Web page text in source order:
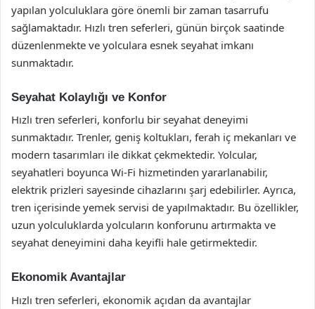
yapılan yolculuklara göre önemli bir zaman tasarrufu
sağlamaktadır. Hızlı tren seferleri, günün birçok saatinde
düzenlenmekte ve yolculara esnek seyahat imkanı
sunmaktadır.
Seyahat Kolaylığı ve Konfor
Hızlı tren seferleri, konforlu bir seyahat deneyimi
sunmaktadır. Trenler, geniş koltukları, ferah iç mekanları ve
modern tasarımları ile dikkat çekmektedir. Yolcular,
seyahatleri boyunca Wi-Fi hizmetinden yararlanabilir,
elektrik prizleri sayesinde cihazlarını şarj edebilirler. Ayrıca,
tren içerisinde yemek servisi de yapılmaktadır. Bu özellikler,
uzun yolculuklarda yolcuların konforunu artırmakta ve
seyahat deneyimini daha keyifli hale getirmektedir.
Ekonomik Avantajlar
Hızlı tren seferleri, ekonomik açıdan da avantajlar